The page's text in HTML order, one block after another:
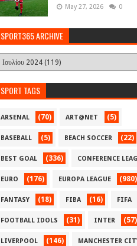
May 27, 2026 0
SPORT365 ARCHIVE
SPORT TAGS
ARSENAL (70) ART@NET (5)
BASEBALL (5) BEACH SOCCER (22)
BEST GOAL (336) CONFERENCE
EURO (176) EUROPA LEAGUE (980)
FANTASY (18) FIBA (16) FIFA
FOOTBALL IDOLS (31) INTER (57)
LIVERPOOL (146) MANCHESTER